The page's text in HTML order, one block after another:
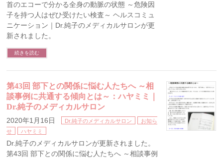
首のエコーで分かる全身の動脈の状態 ～危険因
子を持つ人はぜひ受けたい検査～ ヘルスコミュ
ニケーション｜Dr.純子のメディカルサロンが更
新されました。
続きを読む
第43回 部下との関係に悩む人たちへ ～相
談事例に共通する傾向とは～：ハヤミミ｜
Dr.純子のメディカルサロン
2020年1月16日 Dr.純子のメディカルサロン
お知ら
せ
ハヤミミ
Dr.純子のメディカルサロンが更新されました。
第43回 部下との関係に悩む人たちへ ～相談事例